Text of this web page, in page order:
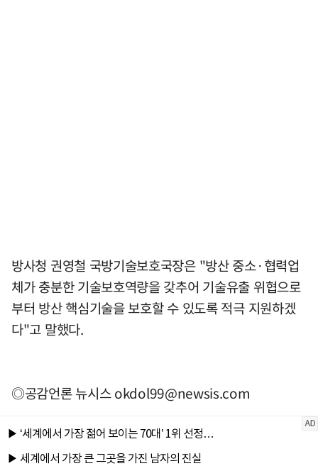
방사청 권영철 국방기술보호국장은 "방산 중소·협력업
체가 충분한 기술보호역량을 갖추어 기술유출 위협으로
부터 방산 핵심기술을 보호할 수 있도록 적극 지원하겠
다"고 말했다.
◎공감언론 뉴시스okdol99@newsis.com